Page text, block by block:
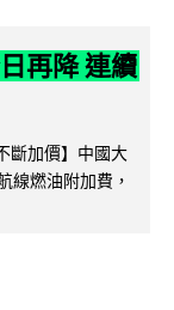
再降 連續
斷加價】中國大
線燃油附加費，